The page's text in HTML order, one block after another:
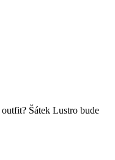
Šátek Lustro bude